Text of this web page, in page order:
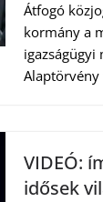
Átfogó
kormány a
VIDEÓ:
idősek